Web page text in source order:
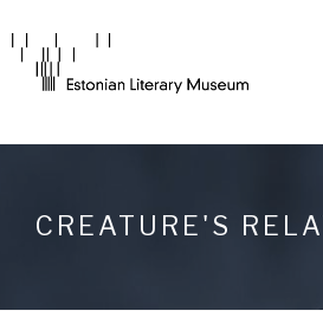
Main
CREATURE'S